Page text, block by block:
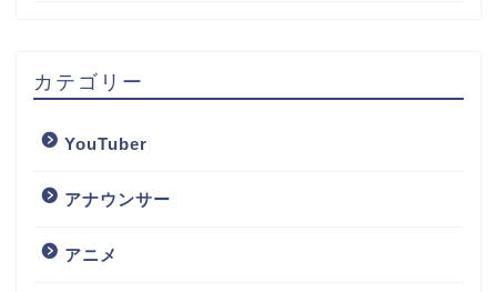
カテゴリー
YouTuber
アナウンサー
アニメ